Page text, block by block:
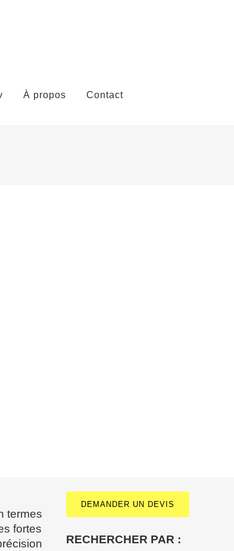
À propos Contact
termes
fortes
DEMANDER UN DEVIS
RECHERCHER PAR :